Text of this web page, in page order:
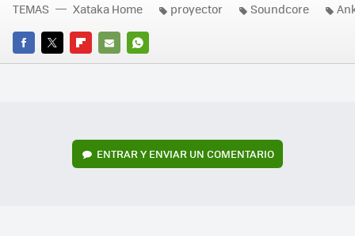
FACEBOOK
TWITTERFLIPBOARD
E-
WHATSAPP
TEMAS Xataka Home proyector Soundcore
ENTRAR Y ENVIAR UN COMENTARIO